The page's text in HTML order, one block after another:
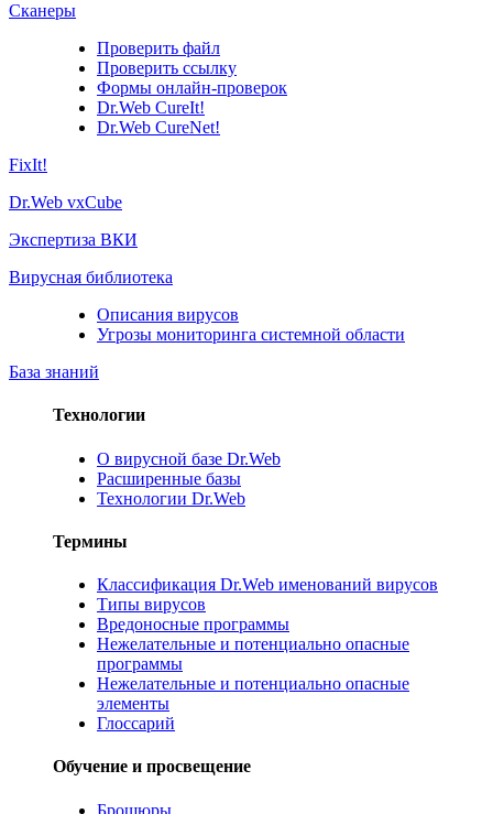
Сканеры
Проверить файл
Проверить ссылку
Формы онлайн-проверок
Dr.Web CureIt!
Dr.Web CureNet!
FixIt!
Dr.Web vxCube
Экспертиза ВКИ
Вирусная библиотека
Описания вирусов
Угрозы мониторинга системной области
База знаний
Технологии
О вирусной базе Dr.Web
Расширенные базы
Технологии Dr.Web
Термины
Классификация Dr.Web именований вирусов
Типы вирусов
Вредоносные программы
Нежелательные и потенциально опасные
программы
Нежелательные и потенциально опасные
элементы
Глоссарий
Обучение и просвещение
Брошюры